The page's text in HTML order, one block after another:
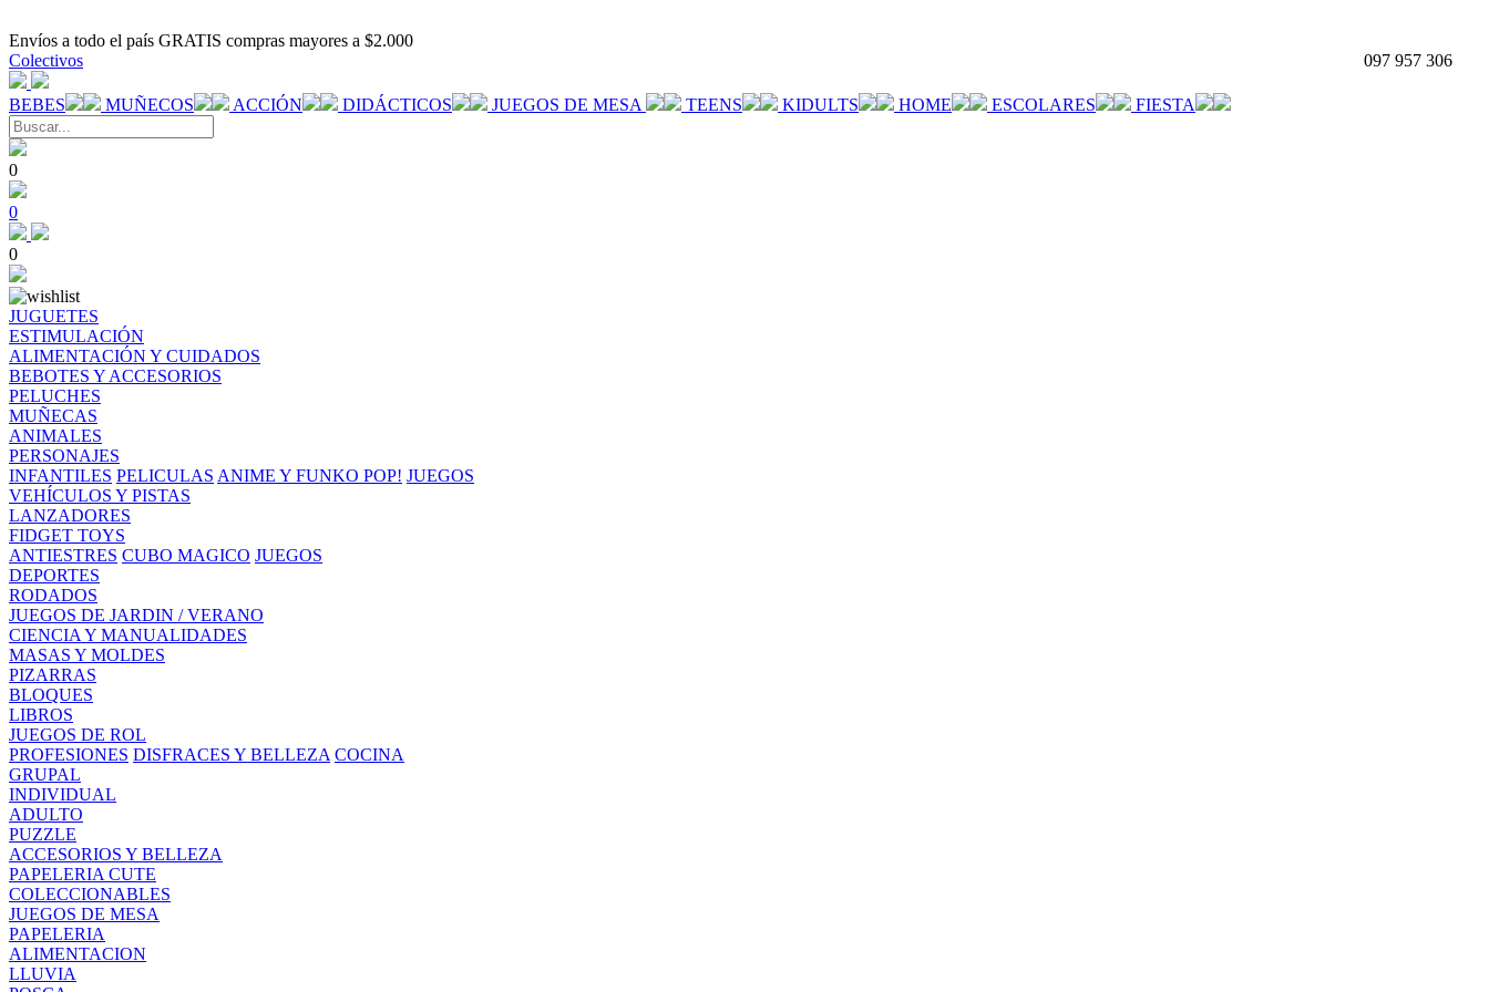
Envíos a todo el país GRATIS compras mayores a $2.000
097 957 306
Colectivos
BEBES MUÑECOS ACCIÓN DIDÁCTICOS JUEGOS DE MESA TEENS KIDULTS HOME ESCOLARES FIESTA
0
0
0
JUGUETES
ESTIMULACIÓN
ALIMENTACIÓN Y CUIDADOS
BEBOTES Y ACCESORIOS
PELUCHES
MUÑECAS
ANIMALES
PERSONAJES
INFANTILES PELICULAS ANIME Y FUNKO POP! JUEGOS
VEHÍCULOS Y PISTAS
LANZADORES
FIDGET TOYS
ANTIESTRES CUBO MAGICO JUEGOS
DEPORTES
RODADOS
JUEGOS DE JARDIN / VERANO
CIENCIA Y MANUALIDADES
MASAS Y MOLDES
PIZARRAS
BLOQUES
LIBROS
JUEGOS DE ROL
PROFESIONES DISFRACES Y BELLEZA COCINA
GRUPAL
INDIVIDUAL
ADULTO
PUZZLE
ACCESORIOS Y BELLEZA
PAPELERIA CUTE
COLECCIONABLES
JUEGOS DE MESA
PAPELERIA
ALIMENTACION
LLUVIA